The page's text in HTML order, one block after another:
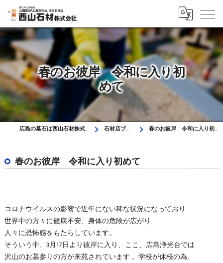
春のお彼岸 令和に入り初
めて
広島の墓石は西山石材株式会社 石材店ブログ 春のお彼岸 令和に入り初めて
春のお彼岸 令和に入り初めて
コロナウイルスの影響で近年にない稀な状況になっており
世界中の方々に健康不安、身体の危険が広がり
人々に恐怖感をもたらしています。
そういう中、3月17日より彼岸に入り、ここ、広島浄光台では
沢山のお墓参りの方が来苑されています 。学校が休校の為、